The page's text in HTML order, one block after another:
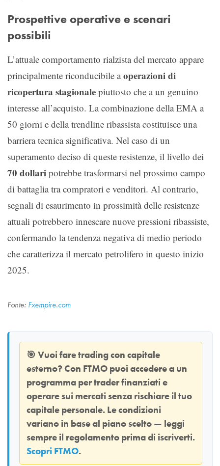
Prospettive operative e scenari
possibili
L’attuale comportamento rialzista del mercato appare
principalmente riconducibile aoperazioni di
ricopertura stagionale piuttosto che a un genuino
interesse all’acquisto. La combinazione della EMA a
50 giorni e della trendline ribassista costituisce una
barriera tecnica significativa. Nel caso di un
superamento deciso di queste resistenze, il livello dei
70 dollari potrebbe trasformarsi nel prossimo campo
di battaglia tra compratori e venditori. Al contrario,
segnali di esaurimento in prossimità delle resistenze
attuali potrebbero innescare nuove pressioni ribassiste,
confermando la tendenza negativa di medio periodo
che caratterizza il mercato petrolifero in questo inizio
2025.
Fonte: Fxempire.com
🎯 Vuoi fare trading con capitale
esterno? Con FTMO puoi accedere a un
programma per trader finanziati e
operare sui mercati senza rischiare il tuo
capitale personale. Le condizioni
variano in base al piano scelto — leggi
sempre il regolamento prima di iscriverti.
Scopri FTMO.